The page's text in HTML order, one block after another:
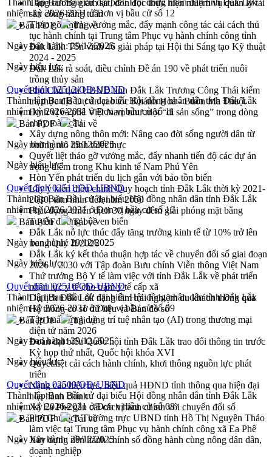
Tăng cường giám sát, đôn đốc thực hiện nhiệm vụ quản lý tài
sản công hàng tuần
Tháo gỡ những vướng mắc, đẩy mạnh công tác cải cách thủ
tục hành chính tại Trung tâm Phục vụ hành chính công tỉnh
Đắk Lắk: Tôn vinh 46 giải pháp tại Hội thi Sáng tạo Kỹ thuật
2024 - 2025
Đắk Lắk rà soát, điều chỉnh Đề án 190 về phát triển nuôi
trồng thủy sản
Phó Chủ tịch UBND tỉnh Đắk Lắk Trương Công Thái kiểm
tra thực địa Dự án cao tốc Khánh Hòa - Buôn Ma Thuột
Định vị cà phê Việt Nam như một “di sản sống” trong dòng
chảy toàn cầu
Xây dựng nông thôn mới: Nâng cao đời sống người dân từ
những mô hình thiết thực
Quyết liệt tháo gỡ vướng mắc, đẩy nhanh tiến độ các dự án
trọng điểm trong Khu kinh tế Nam Phú Yên
Hòn Yến phát triển du lịch gắn với bảo tồn biển
Lấy ý kiến điều chỉnh Quy hoạch tỉnh Đắk Lắk thời kỳ 2021-
2030, tầm nhìn đến năm 2050
Phát động chiến dịch 30 ngày đêm giải phóng mặt bằng
Tuyến đường bộ ven biển
Đắk Lắk nỗ lực thúc đẩy tăng trưởng kinh tế từ 10% trở lên
trong Quý II/2026
Đắk Lắk ký kết thỏa thuận hợp tác về chuyển đổi số giai đoạn
2026 – 2030 với Tập đoàn Bưu chính Viễn thông Việt Nam
Thứ trưởng Bộ Y tế làm việc với tỉnh Đắk Lắk về phát triển
nhân lực y tế cho trạm y tế cấp xã
Du lịch Đắk Lắk nâng tầm trải nghiệm du khách thông qua
Hệ thống cơ sở dữ liệu và Bản đồ số
Tập huấn ứng dụng trí tuệ nhân tạo (AI) trong thương mại
điện tử năm 2026
Đoàn đại biểu Quốc hội tỉnh Đắk Lắk trao đổi thông tin trước
Kỳ họp thứ nhất, Quốc hội khóa XVI
Quyết liệt cải cách hành chính, khơi thông nguồn lực phát
triển
Nâng cao hiệu lực, hiệu quả HĐND tỉnh thông qua hiện đại
hóa hành chính
Xã Ea Phê gắn cải cách hành chính với chuyển đổi số
Phó Chủ tịch Thường trực UBND tỉnh Hồ Thị Nguyên Thảo
làm việc tại Trung tâm Phục vụ hành chính công xã Ea Phê
Xây dựng nền hành chính số đồng hành cùng nông dân dân,
doanh nghiệp
Thành lập Ban Bầu cử đại biểu Hội đồng nhân dân tỉnh Đắk Lắk
nhiệm kỳ 2026-2031 ở Đơn vị bầu cử số 12
Bản PDF
Tải về
Ngày ban hành:29/12/2025
Ngày hiệu lực:
Quyết định 02512/QĐ-UBND
Thành lập Ban Bầu cử đại biểu Hội đồng nhân dân tỉnh Đắk Lắk
nhiệm kỳ 2026-2031 ở Đơn vị bầu cử số 11
Bản PDF
Tải về
Ngày ban hành:29/12/2025
Ngày hiệu lực:
Quyết định 02511/QĐ-UBND
Thành lập Ban Bầu cử đại biểu Hội đồng nhân dân tỉnh Đắk Lắk
nhiệm kỳ 2026-2031 ở Đơn vị bầu cử số 10
Bản PDF
Tải về
Ngày ban hành:29/12/2025
Ngày hiệu lực:
Quyết định 02510/QĐ-UBND
Thành lập Ban Bầu cử đại biểu Hội đồng nhân dân tỉnh Đắk Lắk
nhiệm kỳ 2026-2031 ở Đơn vị bầu cử số 09
Bản PDF
Tải về
Ngày ban hành:29/12/2025
Ngày hiệu lực:
Quyết định 02509/QĐ-UBND
Thành lập Ban Bầu cử đại biểu Hội đồng nhân dân tỉnh Đắk Lắk
nhiệm kỳ 2026-2031 ở Đơn vị bầu cử số 08
Bản PDF
Tải về
Ngày ban hành: 29/12/2025